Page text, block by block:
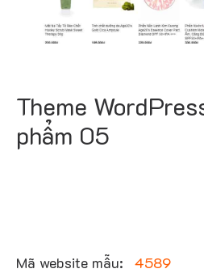
Theme
phẩm 05
Mã website mẫu: 4589